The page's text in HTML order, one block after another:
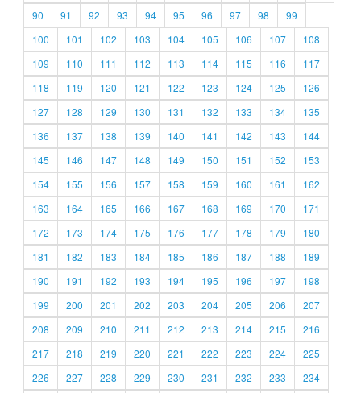
90
91 92 93 94 95 96 97 98
99
100
101 102 103 104 105 106 107
108
109
110 111 112 113 114 115 116
117
118
119 120 121 122 123 124 125
126
127
128 129 130 131 132 133 134
135
136
137 138 139 140 141 142 143
144
145
146 147 148 149 150 151 152
153
154
155 156 157 158 159 160 161
162
163
164 165 166 167 168 169 170
171
172
173 174 175 176 177 178 179
180
181
182 183 184 185 186 187 188
189
190
191 192 193 194 195 196 197
198
199
200 201 202 203 204 205 206
207
208
209 210 211 212 213 214 215
216
217
218 219 220 221 222 223 224
225
226
227 228 229 230 231 232 233
234